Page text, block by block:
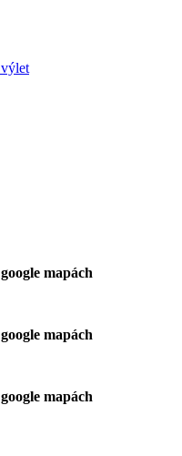
mapách
mapách
mapách